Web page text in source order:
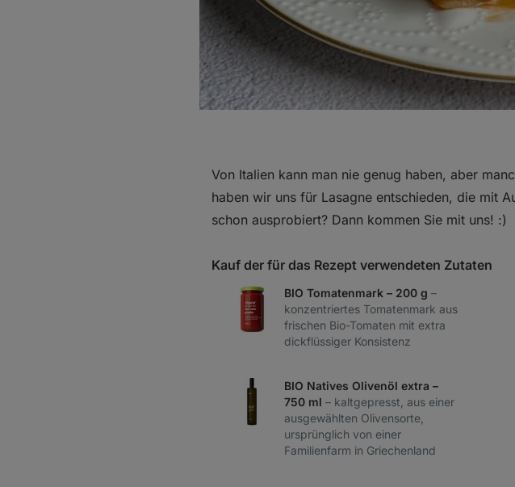
Von Italien kann man nie genug haben, aber
haben wir uns für Lasagne entschieden, die mit
schon ausprobiert? Dann kommen Sie mit uns! :)
Kauf der für das Rezept verwendeten Zutaten
BIO Tomatenmark – 200 g –
konzentriertes Tomatenmark aus
frischen Bio-Tomaten mit extra
dickflüssiger Konsistenz
BIO Natives Olivenöl extra –
750 ml – kaltgepresst, aus einer
ausgewählten Olivensorte,
ursprünglich von einer
Familienfarm in Griechenland